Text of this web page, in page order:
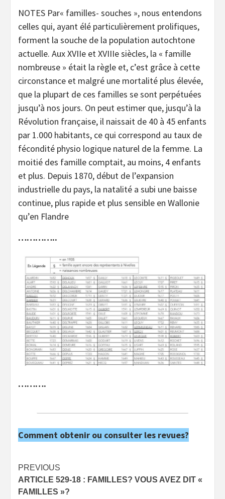
NOTES Par« familles- souches », nous entendons
celles qui, ayant élé particulièrement prolifiques,
forment la souche de la population autochtone
actuelle. Aux XVIIe et XVIIIe siècles, la « famille
nombreuse » était la règle et, c’est grâce à cette
circonstance et malgré une mortalité plus élevée,
que la plupart de ces familles se sont perpétuées
jusqu’à nos jours. On peut estimer que, jusqu’à la
Révolution française, il naissait de 40 à 45 enfants
par 1.000 habitants, ce qui correspond au taux de
fécondité physio logique naturel de la femme. La
moitié des famille comptait, au moins, 4 enfants
et plus. Depuis 1870, début de l’expansion
industrielle du pays, la natalité a subi une baisse
continue, plus rapide et plus sensible en Wallonie
qu’en Flandre
…………..
……….
Comment obtenir ou consulter les revues?
Post
navigation
PREVIOUS
ARTICLE 529-18 : FAMILLES? VOUS AVEZ DIT «
FAMILLES »?